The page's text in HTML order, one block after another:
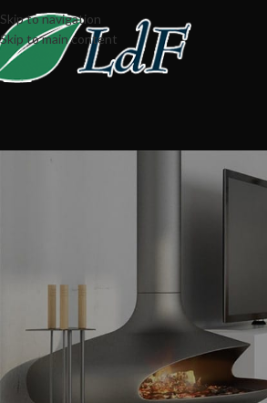
Skip to navigation
Skip to main content